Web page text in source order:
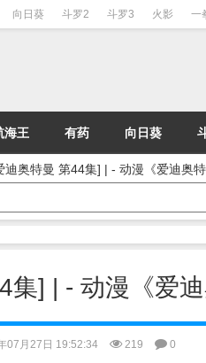
向日葵 斗罗2 斗罗3 火影 一
海王 有药 向日葵
迪奥特曼 第44集] | - 动漫《爱迪奥
集] | - 动漫《爱
07月27日 19:52:34 219 0